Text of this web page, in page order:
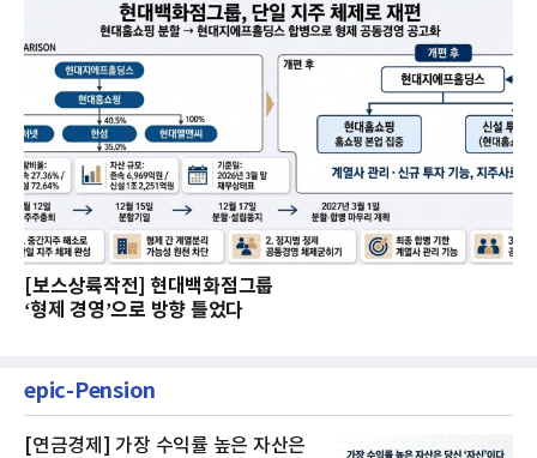
[보스상륙작전] 현대백화점그룹
‘형제 경영’으로 방향 틀었다
epic-Pension
[연금경제] 가장 수익률 높은 자산은